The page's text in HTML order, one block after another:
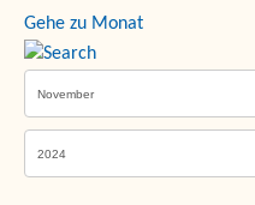
Gehe zu Monat